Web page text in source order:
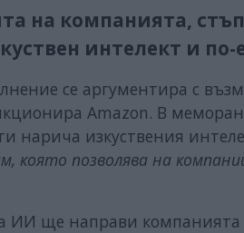
на компанията,
интелект и по-
се аргументира с
Amazon. В
нарича изкуствения
която позволява на
ИИ ще направи компанията